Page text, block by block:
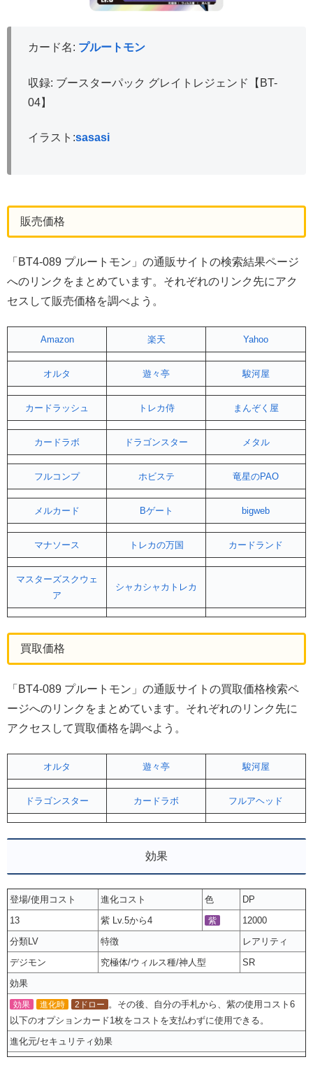
カード名: プルートモン
収録: ブースターパック グレイトレジェンド【BT-
04】
イラスト:sasasi
販売価格
「BT4-089 プルートモン」の通販サイトの検索結果ページ
へのリンクをまとめています。それぞれのリンク先にアク
セスして販売価格を調べよう。
Amazon 楽天 Yahoo
オルタ 遊々亭 駿河屋
カードラッシュ トレカ侍 まんぞく屋
カードラボ ドラゴンスター メタル
フルコンプ ホビステ 竜星のPAO
メルカード Bゲート bigweb
マナソース トレカの万国 カードランド
マスターズスクウェ
ア
シャカシャカトレカ
買取価格
「BT4-089 プルートモン」の通販サイトの買取価格検索ペ
ージへのリンクをまとめています。それぞれのリンク先に
アクセスして買取価格を調べよう。
オルタ 遊々亭 駿河屋
ドラゴンスター カードラボ フルアヘッド
効果
登場/使用コスト 進化コスト 色
DP
13
紫 Lv.5から4 紫
12000
分類LV
特徴
レアリティ
デジモン
究極体/ウィルス種/神人型
SR
効果
効果 進化時 2ドロー 。その後、自分の手札から、紫の使用コスト6
以下のオプションカード1枚をコストを支払わずに使用できる。
進化元/セキュリティ効果